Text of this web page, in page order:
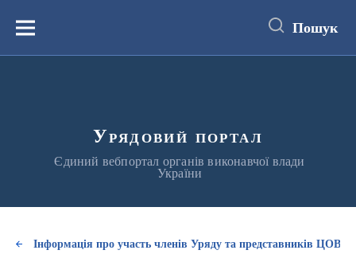
вмістуМеню Пошук
Урядовий портал
Єдиний вебпортал органів виконавчої влади
України
Інформація про участь членів Уряду та представників ЦОВВ